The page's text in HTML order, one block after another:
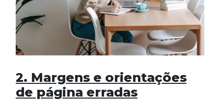
2. Margens e orientações
de página erradas